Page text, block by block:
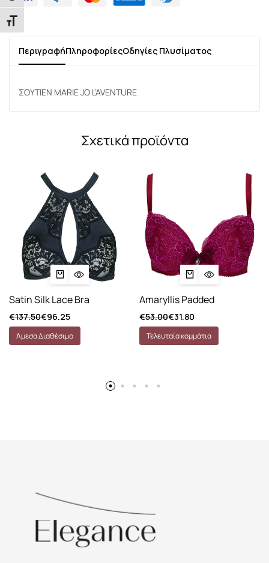
Εναλλαγή Μεγέθους Γραμμάτων
ΠεριγραφήΠληροφορίεςΟδηγίες Πλυσίματος
ΣΟΥΤΙΕΝ MARIE JO L’AVENTURE
Σχετικά προϊόντα
Satin Silk Lace Bra
€137.50€96.25
Άμεσα Διαθέσιμο
Amaryllis Padded
€53.00€31.80
Τελευταία κομμάτια